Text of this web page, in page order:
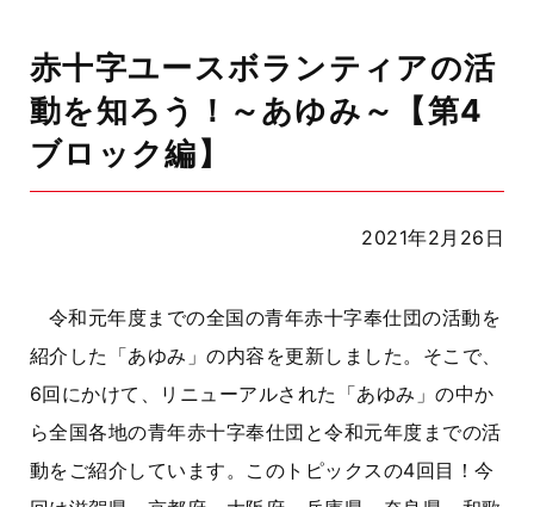
赤十字ユースボランティアの活
動を知ろう！～あゆみ～【第4
ブロック編】
2021年2月26日
令和元年度までの全国の青年赤十字奉仕団の活動を
紹介した「あゆみ」の内容を更新しました。そこで、
6回にかけて、リニューアルされた「あゆみ」の中か
ら全国各地の青年赤十字奉仕団と令和元年度までの活
動をご紹介しています。このトピックスの4回目！今